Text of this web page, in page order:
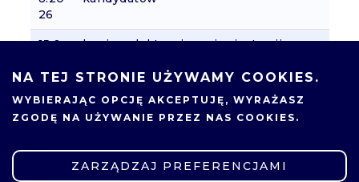
26
15.0
26
koniec elektronicznej rejestracji
wnoszenia opłat rekrutacyjnych oraz
wgrania kompletu dokumentów
rekrutacyjnych
9.20
stopnia informacji o wynikach
kwalifikacji
NA TEJ STRONIE UŻYWAMY COOKIES.
WYBIERAJĄC OPCJĘ AKCEPTUJĘ , WYRAŻASZ
ZGODĘ NA UŻYWANIE PRZEZ NAS COOKIES.
ZARZĄDZAJ PREFERENCJAMI